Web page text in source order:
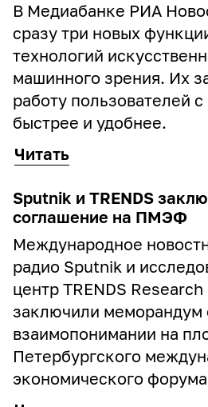
В Медиабанке РИА
сразу три новых
технологий
машинного зрения. Их
работу пользователей
быстрее и удобнее.
Читать
Sputnik и TRENDS
соглашение на ПМЭФ
Международное
радио Sputnik и
центр TRENDS
заключили меморандум
взаимопонимании на
Петербургского
экономического